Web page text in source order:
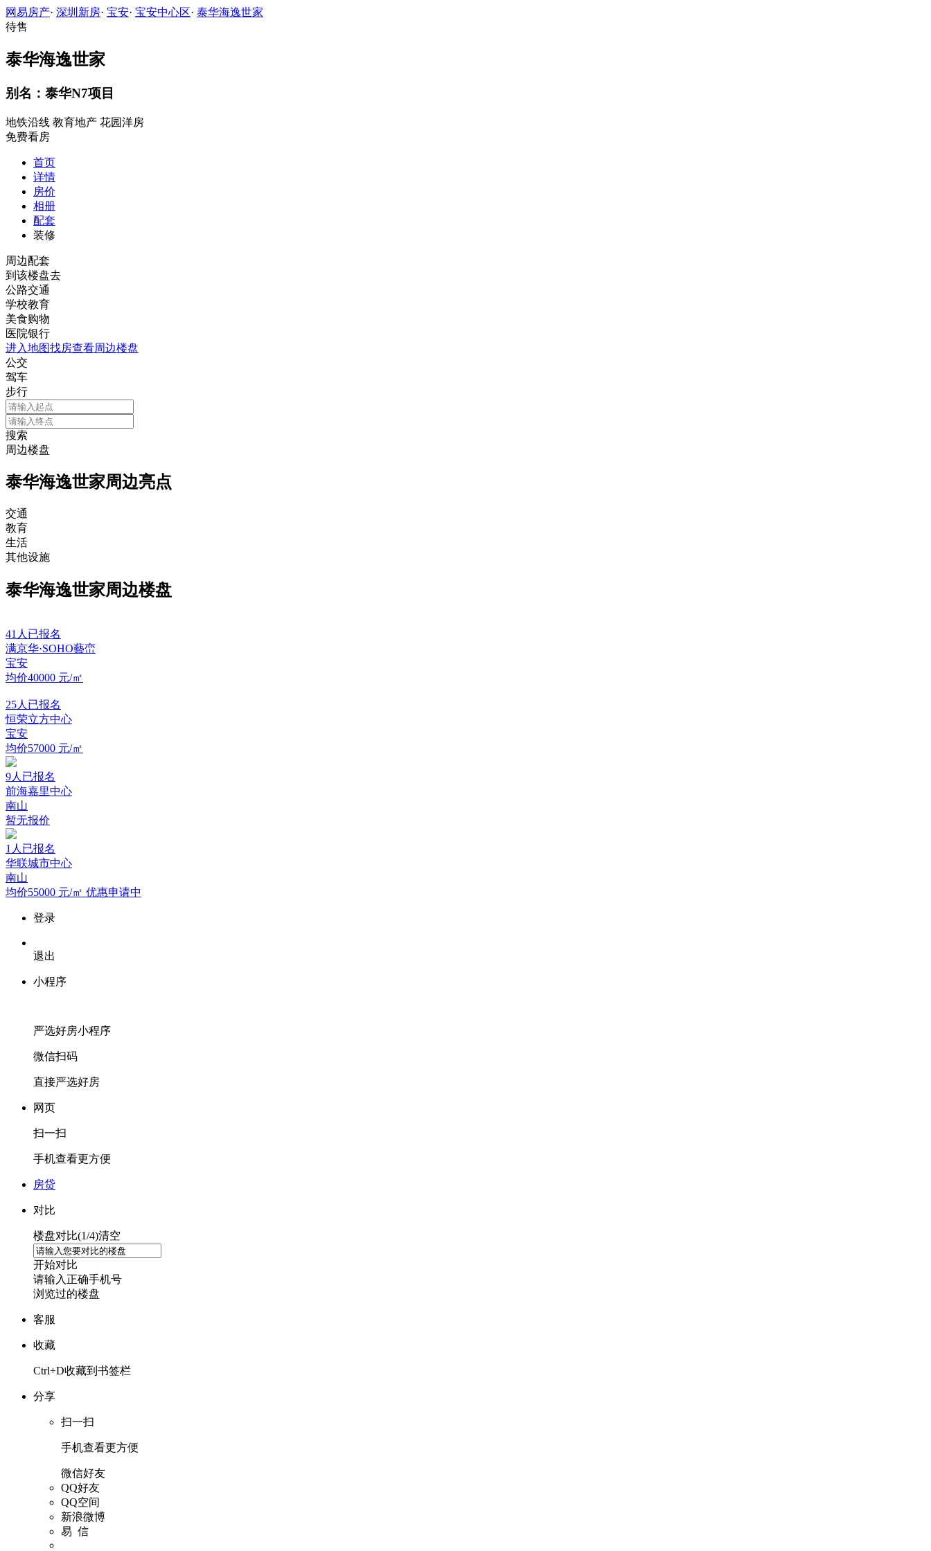
网易房产· 深圳新房· 宝安· 宝安中心区· 泰华海逸世家
待售
泰华海逸世家
别名：泰华N7项目
地铁沿线 教育地产 花园洋房
免费看房
首页
详情
房价
相册
配套
装修
周边配套
到该楼盘去
公路交通
学校教育
美食购物
医院银行
进入地图找房查看周边楼盘
公交
驾车
步行
搜索
周边楼盘
泰华海逸世家周边亮点
交通
教育
生活
其他设施
泰华海逸世家周边楼盘
41 人已报名
满京华·SOHO藝峦
宝安
均价40000 元/㎡
25人已报名
恒荣立方中心
宝安
均价57000 元/㎡
9人已报名
前海嘉里中心
南山
暂无报价
1 人已报名
华联城市中心
南山
均价55000 元/㎡ 优惠申请中
登录
退出
小程序
严选好房小程序
微信扫码
直接严选好房
网页
扫一扫
手机查看更方便
房贷
对比
楼盘对比(1/4)清空
开始对比
请输入正确手机号
浏览过的楼盘
客服
收藏
Ctrl+D收藏到书签栏
分享
扫一扫
手机查看更方便
微信好友
QQ好友
QQ空间
新浪微博
易 信